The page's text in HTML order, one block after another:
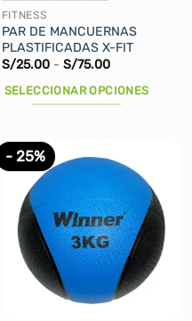
de
producto
FITNESS
PAR DE MANCUERNAS
PLASTIFICADAS X-FIT
S/25.00 - S/75.00Rango
precios:
desde
SELECCIONAR OPCIONES
tiene
múltiples
variantes.
Las
opciones
pueden
- 25%